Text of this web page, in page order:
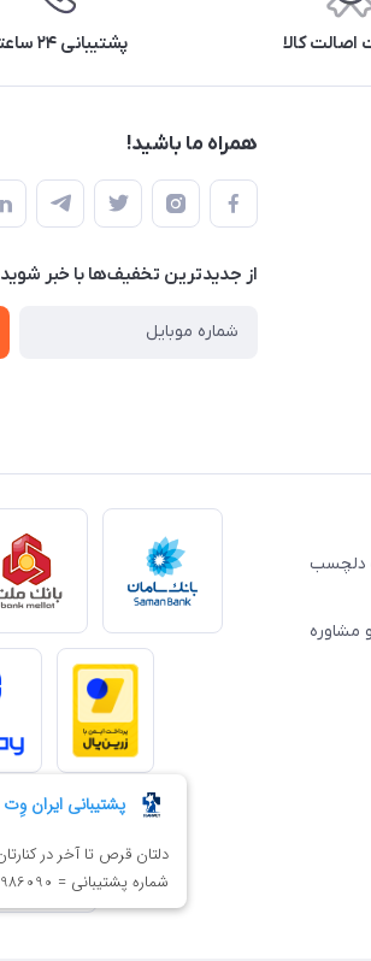
کالا پشتیبانی ۲۴ ساعته
همراه ما باشید!
از جدید‌ترین تخفیف‌ها با‌ خبر شوید
دلچسب
مشاوره